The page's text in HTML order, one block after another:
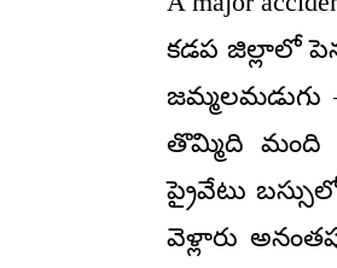
కడప జిల్లాలో
తొమ్మిది మంది
ప్రైవేటు
వెళ్లారు